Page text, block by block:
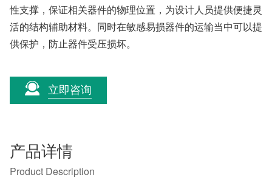
性支撑，保证相关器件的物理位置，为设计人员提供便捷灵
活的结构辅助材料。同时在敏感易损器件的运输当中可以提
供保护，防止器件受压损坏。
立即咨询
产品详情
Product Description